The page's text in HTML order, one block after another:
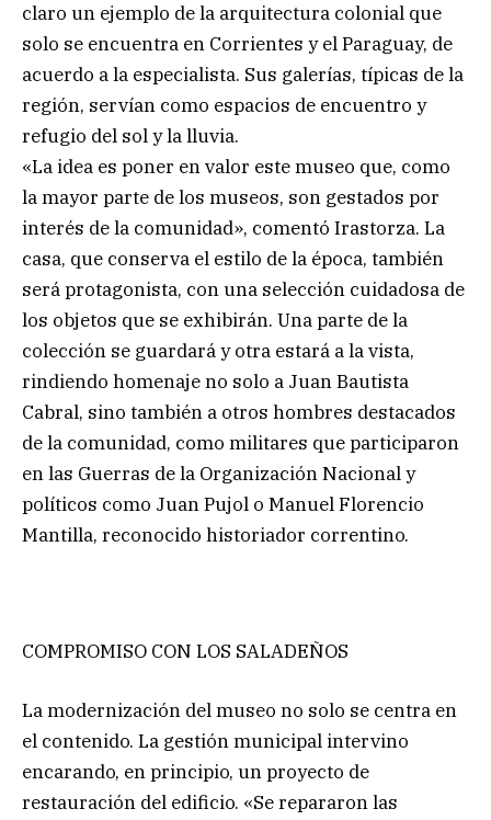
claro un ejemplo de la arquitectura colonial que
solo se encuentra en Corrientes y el Paraguay, de
acuerdo a la especialista. Sus galerías, típicas de la
región, servían como espacios de encuentro y
refugio del sol y la lluvia.
«La idea es poner en valor este museo que, como
la mayor parte de los museos, son gestados por
interés de la comunidad», comentó Irastorza. La
casa, que conserva el estilo de la época, también
será protagonista, con una selección cuidadosa de
los objetos que se exhibirán. Una parte de la
colección se guardará y otra estará a la vista,
rindiendo homenaje no solo a Juan Bautista
Cabral, sino también a otros hombres destacados
de la comunidad, como militares que participaron
en las Guerras de la Organización Nacional y
políticos como Juan Pujol o Manuel Florencio
Mantilla, reconocido historiador correntino.
COMPROMISO CON LOS SALADEÑOS
La modernización del museo no solo se centra en
el contenido. La gestión municipal intervino
encarando, en principio, un proyecto de
restauración del edificio. «Se repararon las